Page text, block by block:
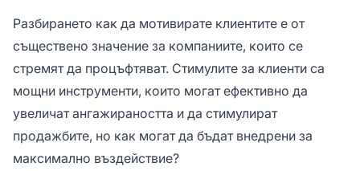
Разбирането как да мотивирате клиентите е от
съществено значение за компаниите, които се
стремят да процъфтяват. Стимулите за клиенти са
мощни инструменти, които могат ефективно да
увеличат ангажираността и да стимулират
продажбите, но как могат да бъдат внедрени за
максимално въздействие?